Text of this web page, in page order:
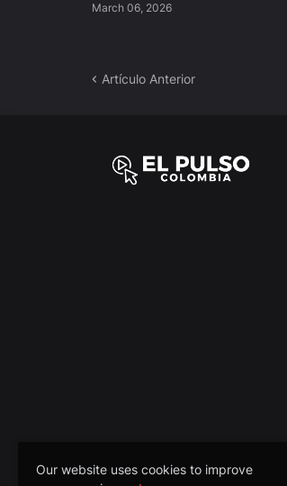
March 06, 2026
Artículo Anterior
Our website uses cookies to improve